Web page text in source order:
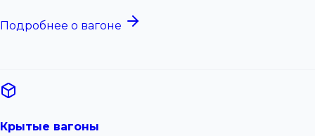
Подробнее о вагоне
Крытые вагоны